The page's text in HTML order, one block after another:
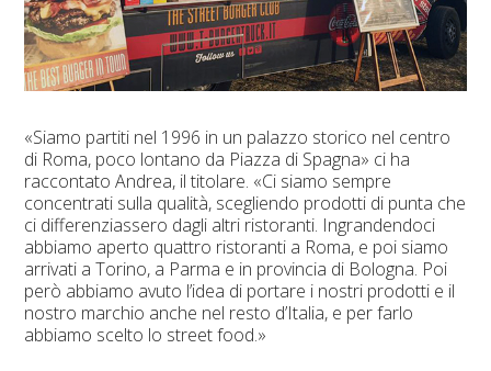
«Siamo partiti nel 1996 in un palazzo storico nel centro
di Roma, poco lontano da Piazza di Spagna» ci ha
raccontato Andrea, il titolare. «Ci siamo sempre
concentrati sulla qualità, scegliendo prodotti di punta che
ci differenziassero dagli altri ristoranti. Ingrandendoci
abbiamo aperto quattro ristoranti a Roma, e poi siamo
arrivati a Torino, a Parma e in provincia di Bologna. Poi
però abbiamo avuto l’idea di portare i nostri prodotti e il
nostro marchio anche nel resto d’Italia, e per farlo
abbiamo scelto lo street food.»